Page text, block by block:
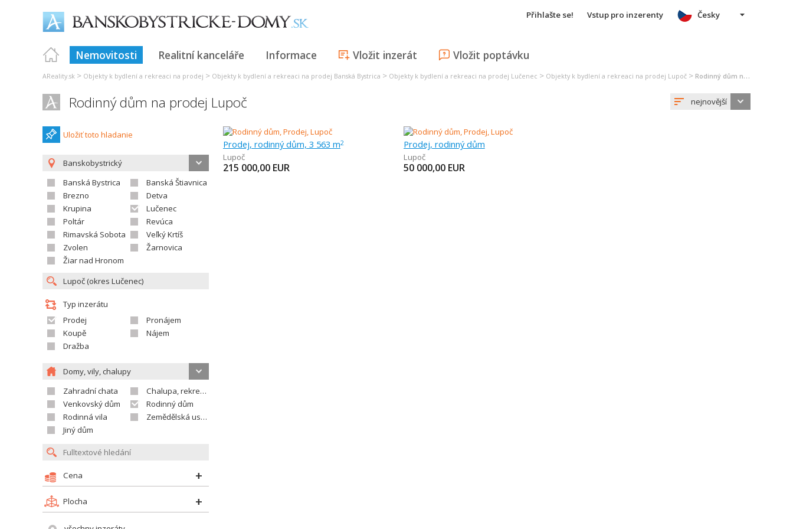
Přihlašte se! Vstup pro inzerenty
Nemovitosti Realitní kanceláře Informace Vložit inzerát Vložit poptávku
Česky
AReality.sk > Objekty k bydlení a rekreaci na prodej > Objekty k bydlení a rekreaci na prodej Banská Bystrica > Objekty k bydlení a rekreaci na prodej Lučenec > Objekty k bydlení a rekreaci na prodej Lupoč > Rodinný dům na prodej Lupoč
Rodinný dům na prodej Lupoč nejnovější
Uložiť toto hladanie
Banskobystrický
Banská Bystrica
Banská Štiavnica
Brezno
Detva
Krupina
Lučenec
Poltár
Revúca
Rimavská Sobota
Veľký Krtíš
Zvolen
Žarnovica
Žiar nad Hronom
Typ inzerátu
Prodej
Pronájem
Koupě
Nájem
Dražba
Domy, vily, chalupy
Zahradní chata
Chalupa, rekreační domek
Venkovský dům
Rodinný dům
Rodinná vila
Zemědělská usedlost
Jiný dům
Cena
Plocha
Prodej, rodinný dům, 3 563 m2
Lupoč
215 000,00 EUR
Prodej, rodinný dům
Lupoč
50 000,00 EUR